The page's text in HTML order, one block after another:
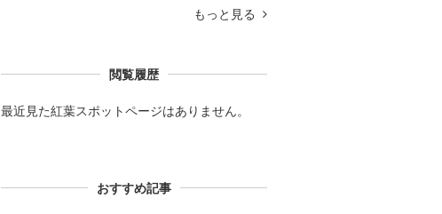
もっと見る
閲覧履歴
最近見た紅葉スポットページはありません。
おすすめ記事